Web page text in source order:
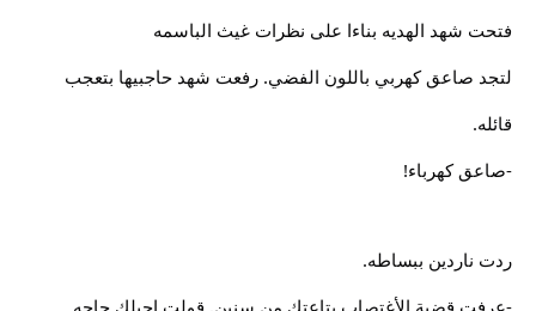
فتحت شهد الهديه بناءا على نظرات غيث الباسمه
لتجد صاعق كهربي باللون الفضي. رفعت شهد حاجبيها بتعجب
قائله.
-صاعق كهرباء!
ردت ناردين ببساطه.